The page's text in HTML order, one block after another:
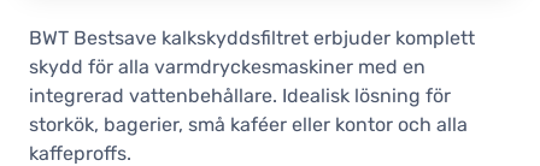
BWT Bestsave kalkskyddsfiltret erbjuder komplett
skydd för alla varmdryckesmaskiner med en
integrerad vattenbehållare. Idealisk lösning för
storkök, bagerier, små kaféer eller kontor och alla
kaffeproffs.